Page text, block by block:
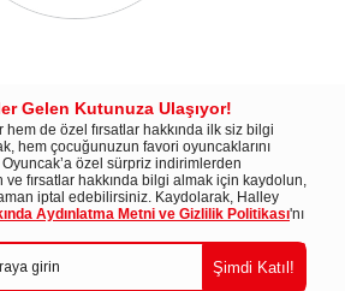
Gelen Kutunuza Ulaşıyor!
de özel fırsatlar hakkında ilk siz bilgi
hem çocuğunuzun favori oyuncaklarını
özel sürpriz indirimlerden
ve fırsatlar hakkında bilgi almak için kaydolun,
iptal edebilirsiniz. Kaydolarak, Halley
Aydınlatma Metni ve Gizlilik Politikası'nı
Şimdi Katıl!